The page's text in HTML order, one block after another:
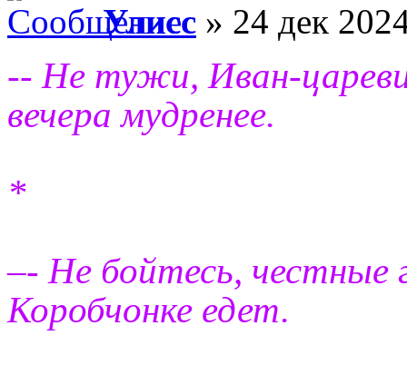
Улисс » 24 дек
-- Не тужи, Иван-
вечера мудренее.
*
–- Не бойтесь, честные
Коробчонке едет.